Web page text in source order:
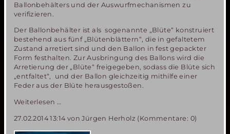
Ballonbehälters und der Auswurfmechanismen zu
verifizieren.
Der Ballonbehälter ist als sogenannte „Blüte“ konstruiert
bestehend aus fünf „Blütenblättern“, die in gefaltetem
Zustand arretiert sind und den Ballon in fest gepackter
Form festhalten. Zur Ausbringung des Ballons wird die
Arretierung der „Blüte“ freigegeben, sodass die Blüte sich
„entfaltet“, und der Ballon gleichzeitig mithilfe einer
Feder aus der Blüte herausgestoßen.
Weiterlesen …
Erfolgreicher
Test
27.02.2014 13:14von Jürgen Herholz (Kommentare: 0)